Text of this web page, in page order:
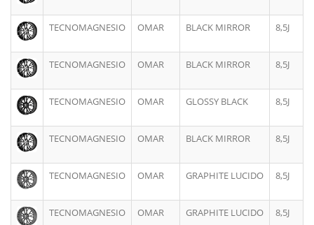
TECNOMAGNESIO OMAR BLACK MIRROR 8,5J
TECNOMAGNESIO OMAR BLACK MIRROR 8,5J
TECNOMAGNESIO OMAR GLOSSY BLACK 8,5J
TECNOMAGNESIO OMAR BLACK MIRROR 8,5J
TECNOMAGNESIO OMAR GRAPHITE LUCIDO 8,5J
TECNOMAGNESIO OMAR GRAPHITE LUCIDO 8,5J